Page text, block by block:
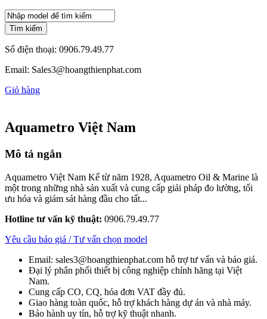
Tìm kiếm
Số điện thoại: 0906.79.49.77
Email: Sales3@hoangthienphat.com
Giỏ hàng
Aquametro Việt Nam
Mô tả ngắn
Aquametro Việt Nam Kể từ năm 1928, Aquametro Oil & Marine là
một trong những nhà sản xuất và cung cấp giải pháp đo lường, tối
ưu hóa và giám sát hàng đầu cho tất...
Hotline tư vấn kỹ thuật: 0906.79.49.77
Yêu cầu báo giá / Tư vấn chọn model
Email: sales3@hoangthienphat.com hỗ trợ tư vấn và báo giá.
Đại lý phân phối thiết bị công nghiệp chính hãng tại Việt
Nam.
Cung cấp CO, CQ, hóa đơn VAT đầy đủ.
Giao hàng toàn quốc, hỗ trợ khách hàng dự án và nhà máy.
Bảo hành uy tín, hỗ trợ kỹ thuật nhanh.